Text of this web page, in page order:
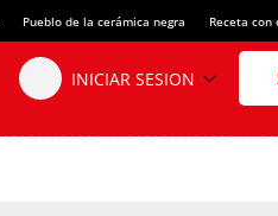
Pueblo de la cerámica negra Receta con